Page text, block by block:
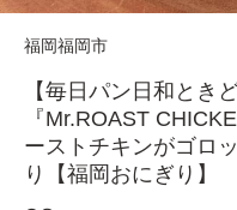
福岡福岡市
【毎日パン日和とき
『Mr.ROAST
ーストチキンがゴロ
り【福岡おにぎり】